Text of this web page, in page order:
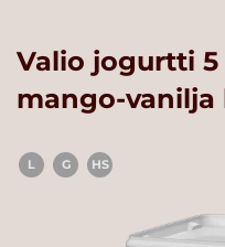
Valio jogurtti 5
mango-
L G HS